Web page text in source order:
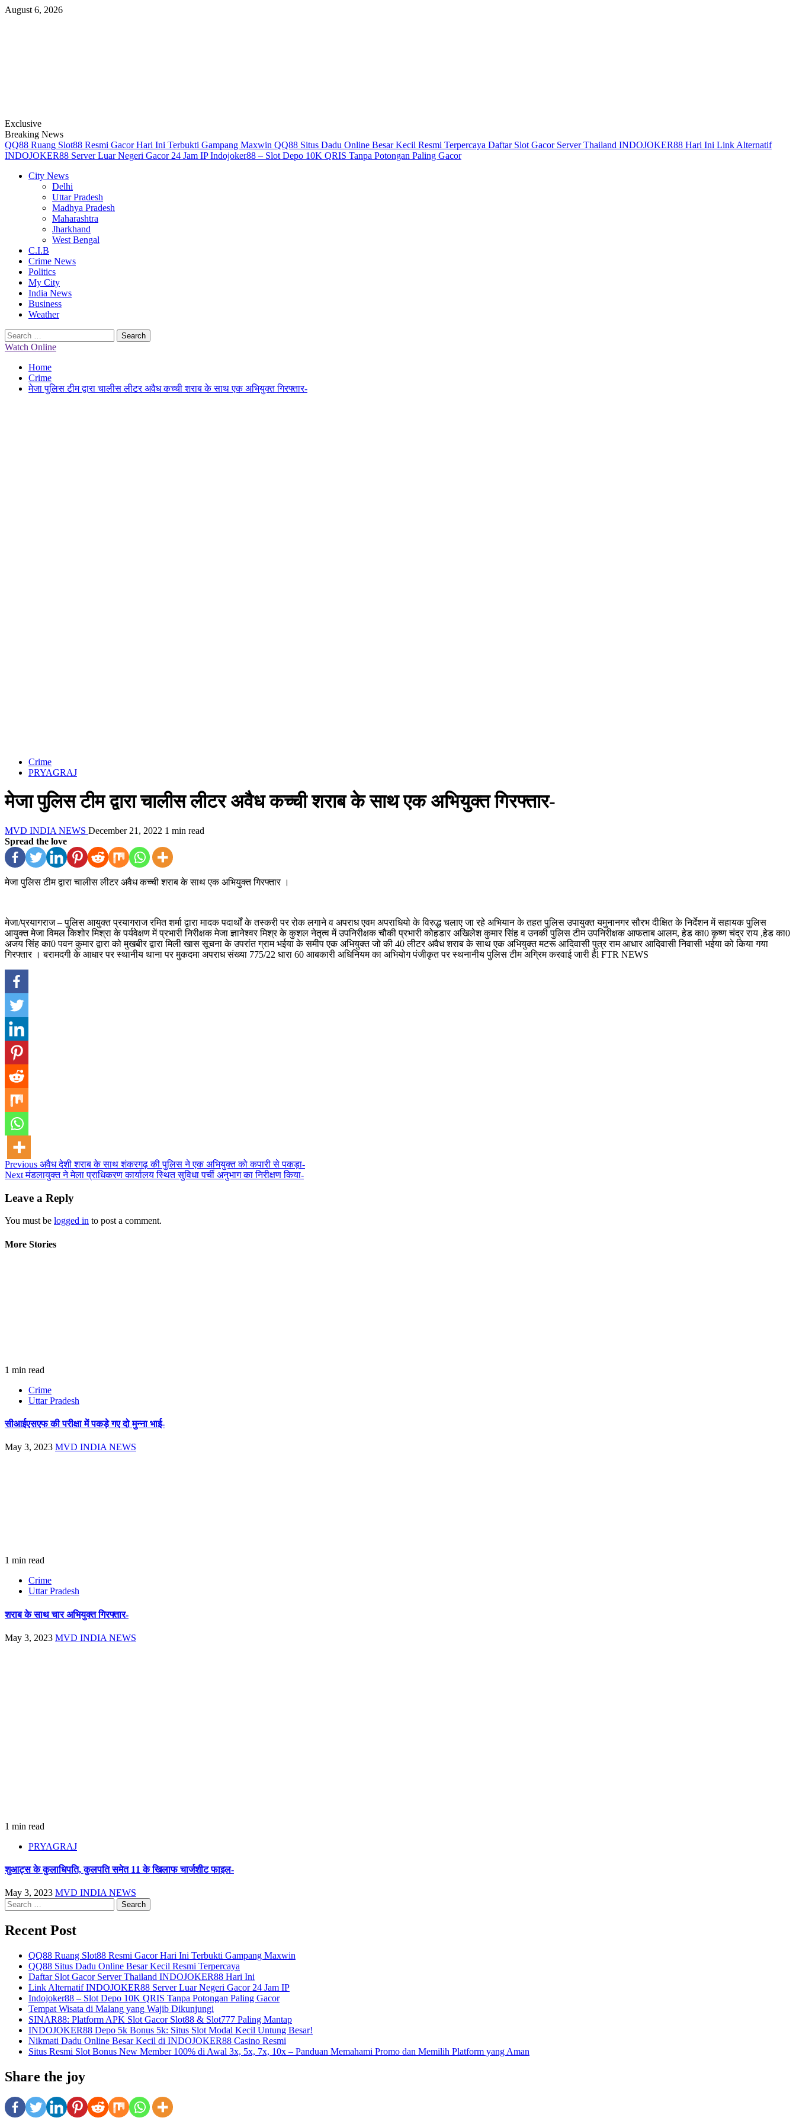
Skip
August 6, 2026
Exclusive
Breaking News
QQ88 Ruang Slot88 Resmi Gacor Hari Ini Terbukti Gampang Maxwin QQ88 Situs Dadu Online Besar Kecil Resmi Terpercaya Daftar Slot Gacor Server Thailand INDOJOKER88 Hari Ini Link Alternatif
INDOJOKER88 Server Luar Negeri Gacor 24 Jam IPIndojoker88 – Slot Depo 10K QRIS Tanpa Potongan Paling Gacor
PrimaryCity News
Delhi
Uttar Pradesh
Madhya Pradesh
Maharashtra
Jharkhand
West Bengal
C.I.B
Crime News
Politics
My City
India News
Business
Weather
Search
for:
Watch Online
Home
Crime
मेजा पुलिस टीम द्वारा चालीस लीटर अवैध कच्ची शराब के साथ एक अभियुक्त गिरफ्तार-
Crime
PRYAGRAJ
मेजा पुलिस टीम द्वारा चालीस लीटर अवैध कच्ची शराब के साथ एक अभियुक्त गिरफ्तार-
MVD INDIA NEWS December 21, 2022 1 min read
Spread the love
मेजा पुलिस टीम द्वारा चालीस लीटर अवैध कच्ची शराब के साथ एक अभियुक्त गिरफ्तार ।
मेजा/प्रयागराज – पुलिस आयुक्त प्रयागराज रमित शर्मा द्वारा मादक पदार्थों के तस्करी पर रोक लगाने व अपराध एवम अपराधियो के विरुद्ध चलाए जा रहे अभियान के तहत पुलिस उपायुक्त यमुनानगर सौरभ दीक्षित के निर्देशन में सहायक पुलिस
आयुक्त मेजा विमल किशोर मिश्रा के पर्यवेक्षण में प्रभारी निरीक्षक मेजा ज्ञानेश्वर मिश्र के कुशल नेतृत्व में उपनिरीक्षक चौकी प्रभारी कोहडार अखिलेश कुमार सिंह व उनकी पुलिस टीम उपनिरीक्षक आफताब आलम, हेड का0 कृष्ण चंद्र राय ,हेड का0
अजय सिंह का0 पवन कुमार द्वारा को मुखबीर द्वारा मिली खास सूचना के उपरांत ग्राम भईया के समीप एक अभियुक्त जो की 40 लीटर अवैध शराब के साथ एक अभियुक्त मटरू आदिवासी पुत्र राम आधार आदिवासी निवासी भईया को किया गया
गिरफ्तार । बरामदगी के आधार पर स्थानीय थाना पर मुकदमा अपराध संख्या 775/22 धारा 60 आबकारी अधिनियम का अभियोग पंजीकृत पर स्थनानीय पुलिस टीम अग्रिम करवाई जारी हैl FTR NEWS
Continue
Reading
Previous अवैध देशी शराब के साथ शंकरगढ़ की पुलिस ने एक अभियुक्त को कपारी से पकड़ा-
Nextमंडलायुक्त ने मेला प्राधिकरण कार्यालय स्थित सुविधा पर्ची अनुभाग का निरीक्षण किया-
Leave a Reply
You must be logged in to post a comment.
More Stories
1 min read
Crime
Uttar Pradesh
सीआईएसएफ की परीक्षा में पकड़े गए दो मुन्ना भाई-
May 3, 2023 MVD INDIA NEWS
1 min read
Crime
Uttar Pradesh
शराब के साथ चार अभियुक्त गिरफ्तार-
May 3, 2023 MVD INDIA NEWS
1 min read
PRYAGRAJ
शुआट्स के कुलाधिपति, कुलपति समेत 11 के खिलाफ चार्जशीट फाइल-
May 3, 2023 MVD INDIA NEWS
Search
for:
Recent Post
QQ88 Ruang Slot88 Resmi Gacor Hari Ini Terbukti Gampang Maxwin
QQ88 Situs Dadu Online Besar Kecil Resmi Terpercaya
Daftar Slot Gacor Server Thailand INDOJOKER88 Hari Ini
Link Alternatif INDOJOKER88 Server Luar Negeri Gacor 24 Jam IP
Indojoker88 – Slot Depo 10K QRIS Tanpa Potongan Paling Gacor
Tempat Wisata di Malang yang Wajib Dikunjungi
SINAR88: Platform APK Slot Gacor Slot88 & Slot777 Paling Mantap
INDOJOKER88 Depo 5k Bonus 5k: Situs Slot Modal Kecil Untung Besar!
Nikmati Dadu Online Besar Kecil di INDOJOKER88 Casino Resmi
Situs Resmi Slot Bonus New Member 100% di Awal 3x, 5x, 7x, 10x – Panduan Memahami Promo dan Memilih Platform yang Aman
Share the joy